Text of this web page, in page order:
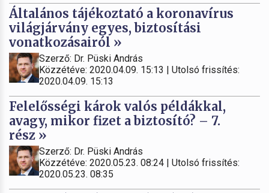
Általános tájékoztató a koronavírus
világjárvány egyes, biztosítási
vonatkozásairól »
Szerző: Dr. Püski András
Közzétéve: 2020.04.09. 15:13 | Utolsó frissítés:
2020.04.09. 15:13
Felelősségi károk valós példákkal,
avagy, mikor fizet a biztosító? – 7.
rész »
Szerző: Dr. Püski András
Közzétéve: 2020.05.23. 08:24 | Utolsó frissítés:
2020.05.23. 08:35